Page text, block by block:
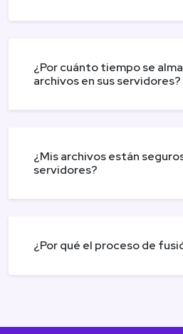
¿Por cuánto tiempo se
archivos en sus servidores?
¿Mis archivos están
servidores?
¿Por qué el proceso de